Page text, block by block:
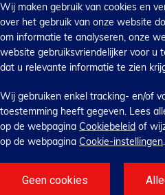
Commerciële voorwaarden 2026
Webshop support
Handleidingen
Privacy & cookies
Contact
Contact
Covetrus 2026 © Alle rechten
Wij maken gebruik van cookies en
over het gebruik van onze website
om informatie te analyseren, onze
website gebruiksvriendelijker voor u
dat u relevante informatie te zien
Wij gebruiken enkel tracking- en/of
toestemming heeft gegeven. Lees
op de webpagina Cookiebeleid of
op de webpagina Cookie-instellingen.